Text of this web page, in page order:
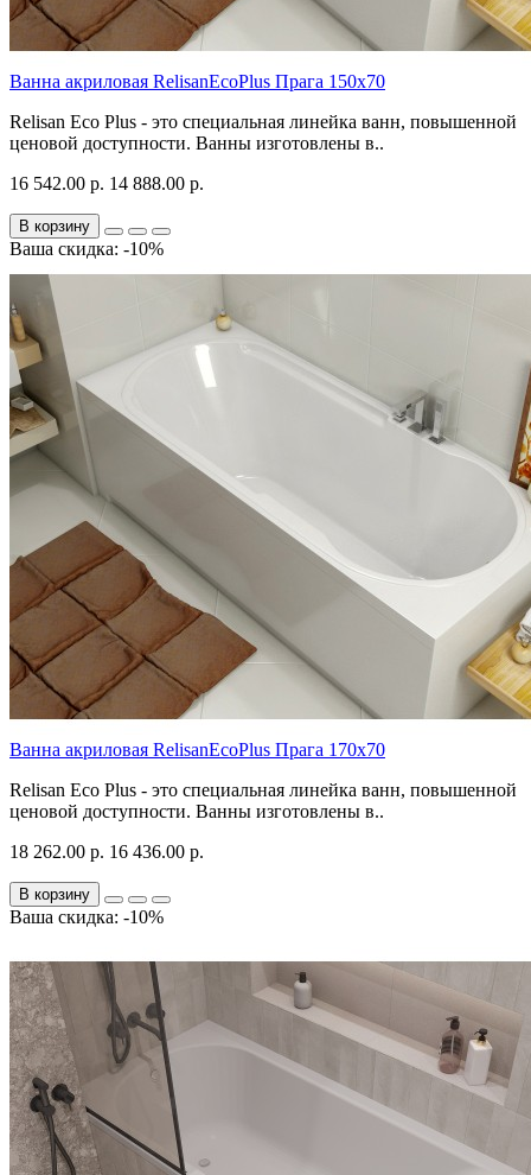
Ванна акриловая RelisanEcoPlus Прага 150х70
Relisan Eco Plus - это специальная линейка ванн, повышенной
ценовой доступности. Ванны изготовлены в..
16 542.00 р. 14 888.00 р.
В корзину
Ваша скидка: -10%
Ванна акриловая RelisanEcoPlus Прага 170х70
Relisan Eco Plus - это специальная линейка ванн, повышенной
ценовой доступности. Ванны изготовлены в..
18 262.00 р. 16 436.00 р.
В корзину
Ваша скидка: -10%